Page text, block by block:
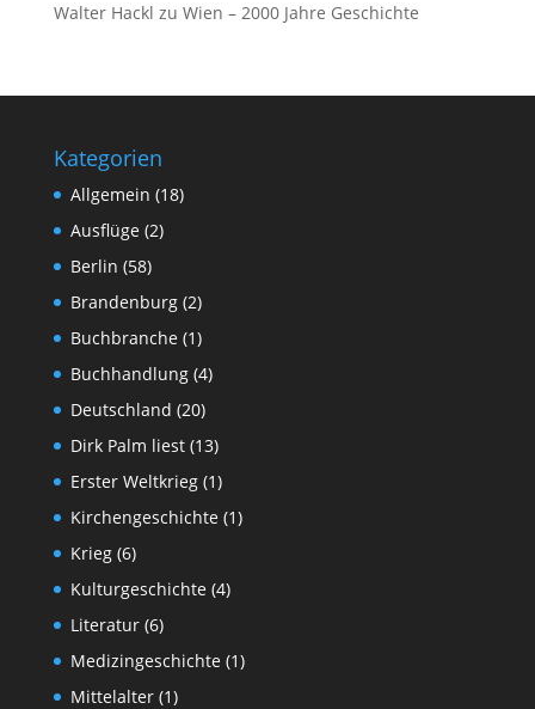
Walter Hackl zu Wien – 2000 Jahre Geschichte
Kategorien
Allgemein (18)
Ausflüge(2)
Berlin (58)
Brandenburg(2)
Buchbranche(1)
Buchhandlung(4)
Deutschland (20)
Dirk Palm liest(13)
Erster Weltkrieg(1)
Kirchengeschichte(1)
Krieg(6)
Kulturgeschichte(4)
Literatur(6)
Medizingeschichte(1)
Mittelalter(1)